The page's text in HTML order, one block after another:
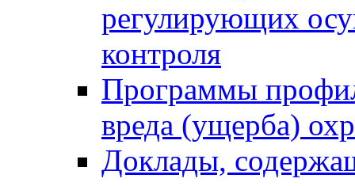
регулирующих
контроля
Программы
вреда (ущерба)
Доклады,